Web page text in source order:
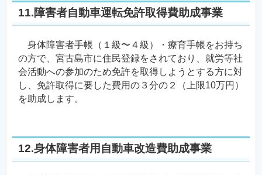
11.障害者自動車運転免許取得費助成事業
身体障害者手帳（１級〜４級）・療育手帳をお持ち
の方で、宮古島市に住民登録をされており、就労等社
会活動への参加のため免許を取得しようとする方に対
し、免許取得に要した費用の３分の２（上限10万円）
を助成します。
12.身体障害者用自動車改造費助成事業